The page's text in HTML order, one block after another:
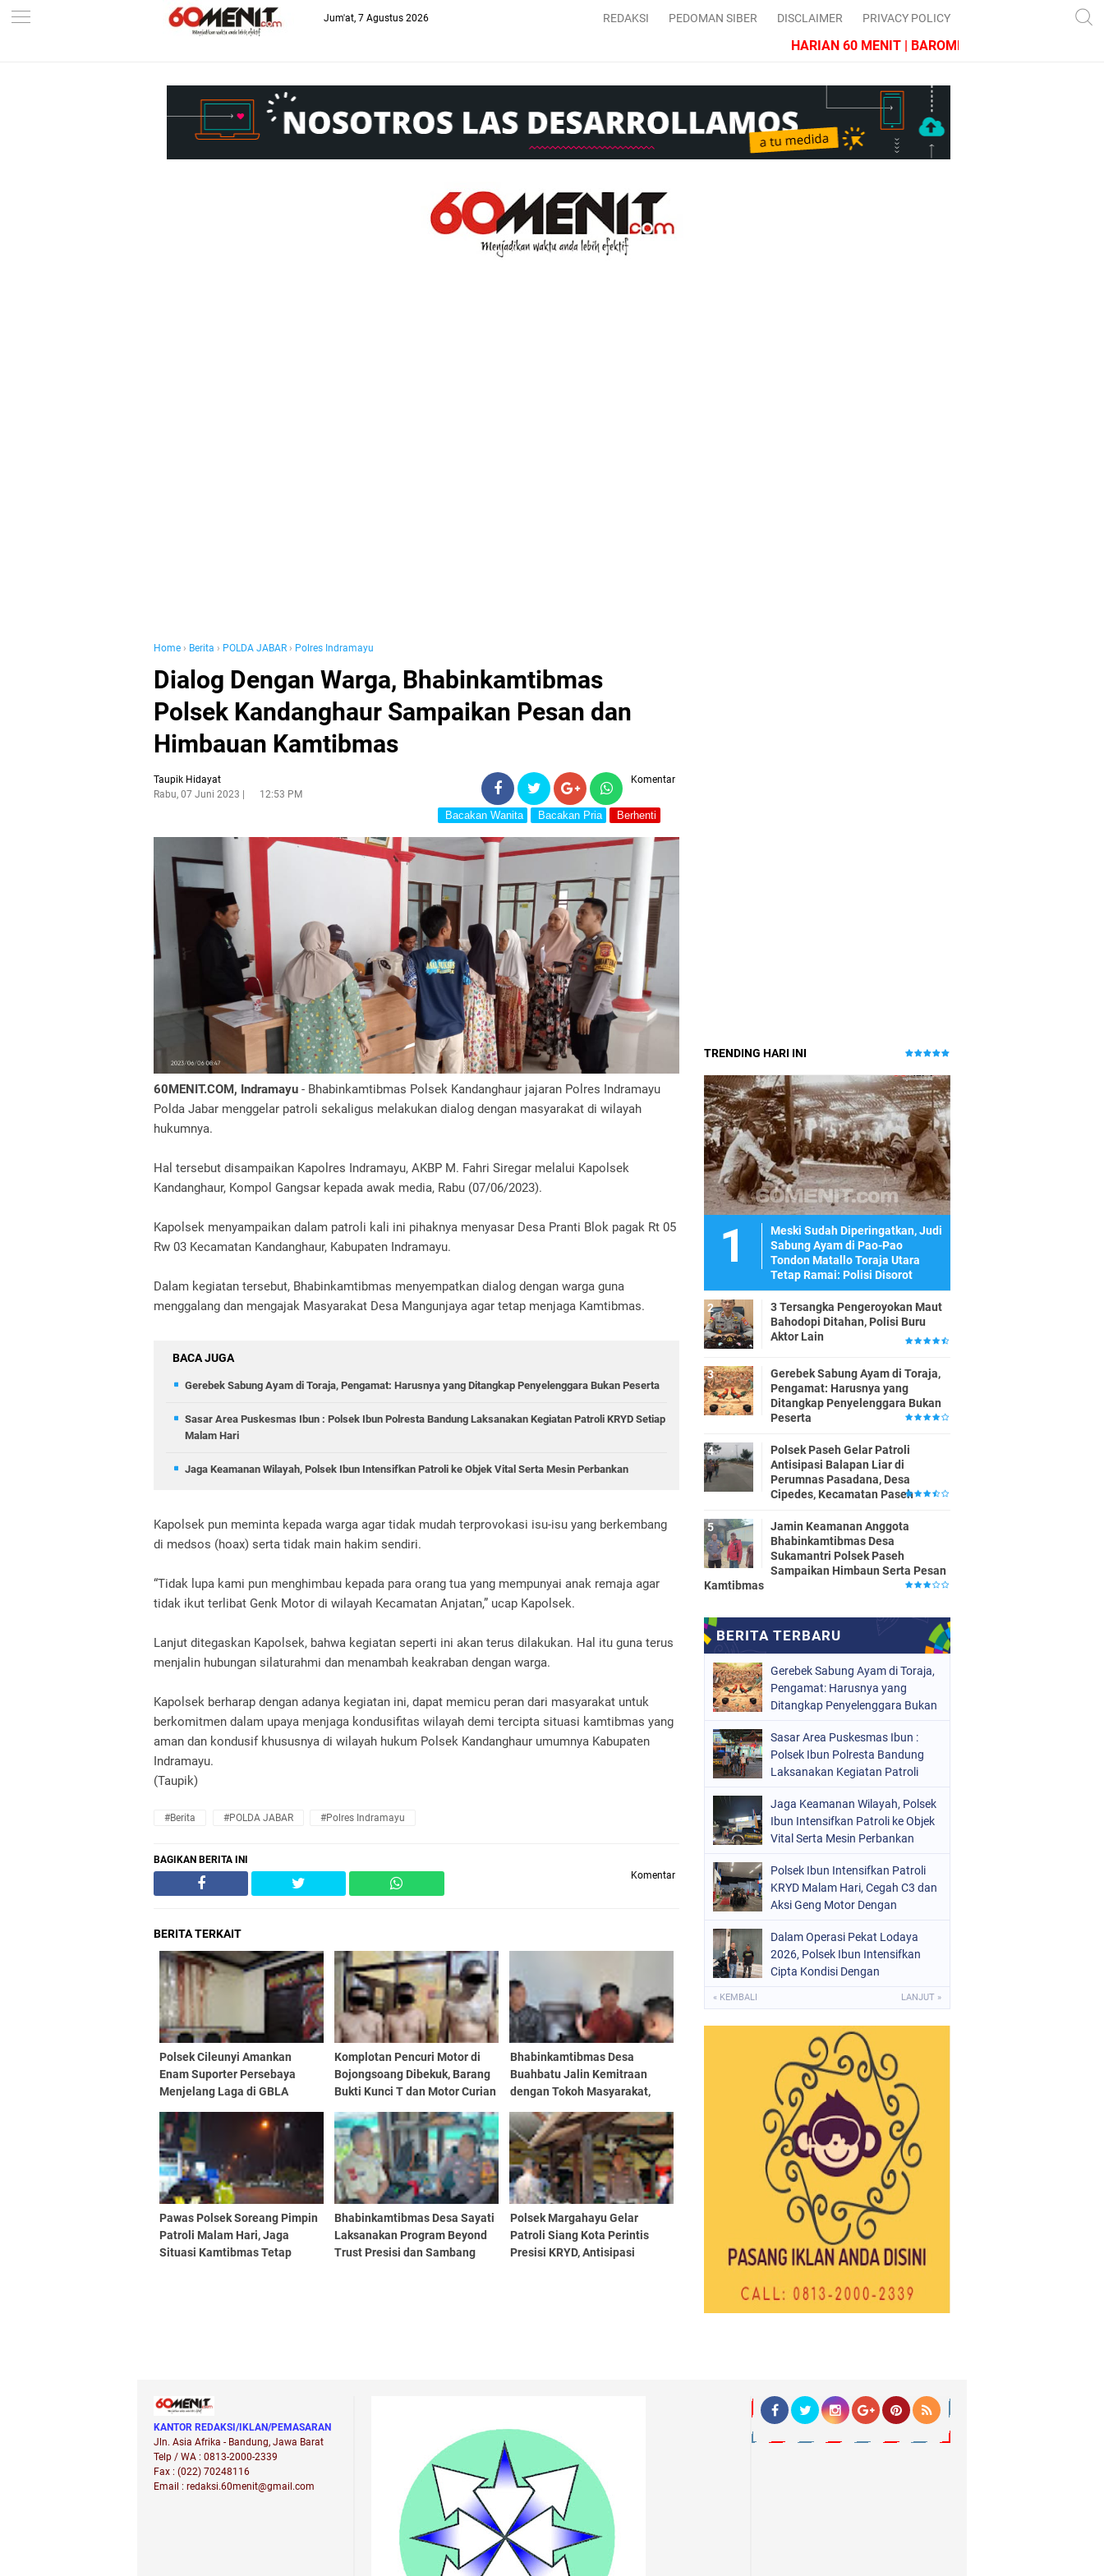
--> Jum'at, 7 Agustus 2026 REDAKSI PEDOMAN SIBER DISCLAIMER PRIVACY POLICY
HARIAN 60 MENIT | BAROMETER JAWA BARAT
Home › Berita › POLDA JABAR › Polres Indramayu
Dialog Dengan Warga, Bhabinkamtibmas
Polsek Kandanghaur Sampaikan Pesan dan
Himbauan Kamtibmas
Taupik Hidayat
Rabu, 07 Juni 2023
12:53 PM
Komentar
Bacakan Wanita Bacakan Pria Berhenti
60MENIT.COM, Indramayu - Bhabinkamtibmas Polsek Kandanghaur jajaran Polres Indramayu
Polda Jabar menggelar patroli sekaligus melakukan dialog dengan masyarakat di wilayah
hukumnya.
Hal tersebut disampaikan Kapolres Indramayu, AKBP M. Fahri Siregar melalui Kapolsek
Kandanghaur, Kompol Gangsar kepada awak media, Rabu (07/06/2023).
Kapolsek menyampaikan dalam patroli kali ini pihaknya menyasar Desa Pranti Blok pagak Rt 05
Rw 03 Kecamatan Kandanghaur, Kabupaten Indramayu.
Dalam kegiatan tersebut, Bhabinkamtibmas menyempatkan dialog dengan warga guna
menggalang dan mengajak Masyarakat Desa Mangunjaya agar tetap menjaga Kamtibmas.
BACA JUGA
Gerebek Sabung Ayam di Toraja, Pengamat: Harusnya yang Ditangkap Penyelenggara Bukan Peserta
Sasar Area Puskesmas Ibun : Polsek Ibun Polresta Bandung Laksanakan Kegiatan Patroli KRYD Setiap
Malam Hari
Jaga Keamanan Wilayah, Polsek Ibun Intensifkan Patroli ke Objek Vital Serta Mesin Perbankan
Kapolsek pun meminta kepada warga agar tidak mudah terprovokasi isu-isu yang berkembang
di medsos (hoax) serta tidak main hakim sendiri.
“Tidak lupa kami pun menghimbau kepada para orang tua yang mempunyai anak remaja agar
tidak ikut terlibat Genk Motor di wilayah Kecamatan Anjatan,” ucap Kapolsek.
Lanjut ditegaskan Kapolsek, bahwa kegiatan seperti ini akan terus dilakukan. Hal itu guna terus
menjalin hubungan silaturahmi dan menambah keakraban dengan warga.
Kapolsek berharap dengan adanya kegiatan ini, dapat memicu peran dari masyarakat untuk
berkomitmen dalam upaya menjaga kondusifitas wilayah demi tercipta situasi kamtibmas yang
aman dan kondusif khususnya di wilayah hukum Polsek Kandanghaur umumnya Kabupaten
Indramayu.
(Taupik)
#Berita #POLDA JABAR #Polres Indramayu
BAGIKAN BERITA INI
Komentar
BERITA TERKAIT
Polsek Cileunyi Amankan
Enam Suporter Persebaya
Menjelang Laga di GBLA
Komplotan Pencuri Motor di
Bojongsoang Dibekuk, Barang
Bukti Kunci T dan Motor Curian
Bhabinkamtibmas Desa
Buahbatu Jalin Kemitraan
dengan Tokoh Masyarakat,
Lingkungan
Pawas Polsek Soreang Pimpin
Patroli Malam Hari, Jaga
Situasi Kamtibmas Tetap
Bhabinkamtibmas Desa Sayati
Laksanakan Program Beyond
Trust Presisi dan Sambang
Polsek Margahayu Gelar
Patroli Siang Kota Perintis
Presisi KRYD, Antisipasi
TRENDING HARI INI
Meski Sudah Diperingatkan, Judi
Sabung Ayam di Pao-Pao
Tondon Matallo Toraja Utara
Tetap Ramai: Polisi Disorot
3 Tersangka Pengeroyokan Maut
Bahodopi Ditahan, Polisi Buru
Aktor Lain
Gerebek Sabung Ayam di Toraja,
Pengamat: Harusnya yang
Ditangkap Penyelenggara Bukan
Peserta
Polsek Paseh Gelar Patroli
Antisipasi Balapan Liar di
Perumnas Pasadana, Desa
Cipedes, Kecamatan Paseh
Jamin Keamanan Anggota
Bhabinkamtibmas Desa
Sukamantri Polsek Paseh
Sampaikan Himbaun Serta Pesan
Kamtibmas
Gerebek Sabung Ayam di Toraja,
Pengamat: Harusnya yang
Ditangkap Penyelenggara Bukan
Sasar Area Puskesmas Ibun :
Polsek Ibun Polresta Bandung
Laksanakan Kegiatan Patroli
Jaga Keamanan Wilayah, Polsek
Ibun Intensifkan Patroli ke Objek
Vital Serta Mesin Perbankan
Polsek Ibun Intensifkan Patroli
KRYD Malam Hari, Cegah C3 dan
Aksi Geng Motor Dengan
Dalam Operasi Pekat Lodaya
2026, Polsek Ibun Intensifkan
Cipta Kondisi Dengan
« KEMBALI LANJUT »
KANTOR REDAKSI/IKLAN/PEMASARAN
Jln. Asia Afrika - Bandung, Jawa Barat
Telp / WA : 0813-2000-2339
Fax : (022) 70248116
Email : redaksi.60menit@gmail.com